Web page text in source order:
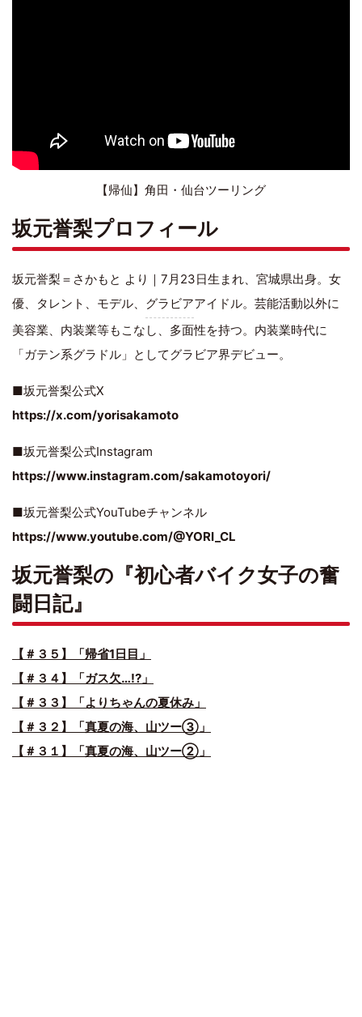
【帰仙】角田・仙台ツーリング
坂元誉梨プロフィール
坂元誉梨＝さかもと より｜7月23日生まれ、宮城県出身。女
優、タレント、モデル、 グラビアアイドル。芸能活動以外に
美容業、内装業等もこなし、多面性を持つ。内装業時代に
「ガテン系グラドル」としてグラビア界デビュー。
■坂元誉梨公式X
https://x.com/yorisakamoto
■坂元誉梨公式Instagram
https://www.instagram.com/sakamotoyori/
■坂元誉梨公式YouTubeチャンネル
https://www.youtube.com/@YORI_CL
坂元誉梨の『初心者バイク女子の奮
闘日記』
【＃３５】「帰省1日目」
【＃３４】「ガス欠…!?」
【＃３３】「よりちゃんの夏休み」
【＃３２】「真夏の海、山ツー③」
【＃３１】「真夏の海、山ツー②」